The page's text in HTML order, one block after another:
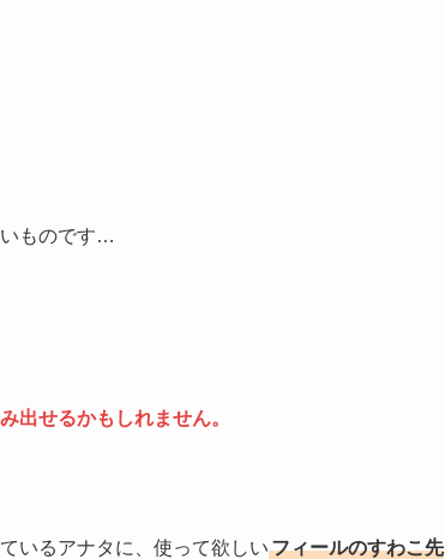
ものです…
出せるかもしれません。
いるアナタに、使って欲しいフィールのすわこ先